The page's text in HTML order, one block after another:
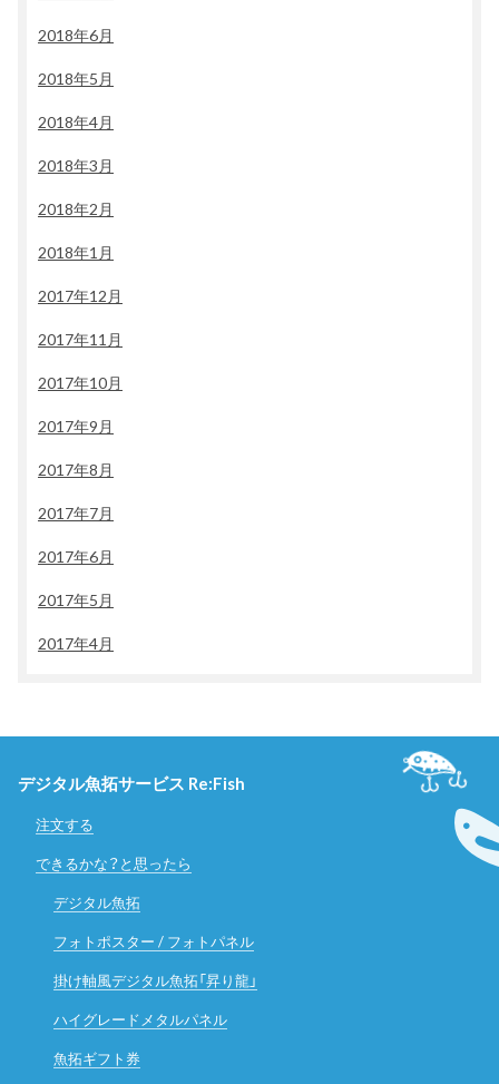
2018年6月
2018年5月
2018年4月
2018年3月
2018年2月
2018年1月
2017年12月
2017年11月
2017年10月
2017年9月
2017年8月
2017年7月
2017年6月
2017年5月
2017年4月
デジタル魚拓サービス Re:Fish
注文する
できるかな？と思ったら
デジタル魚拓
フォトポスター / フォトパネル
掛け軸風デジタル魚拓「昇り龍」
ハイグレードメタルパネル
魚拓ギフト券